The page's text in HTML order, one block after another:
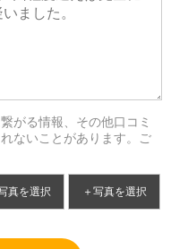
がる情報、その他口コミ
ないことがあります。ご
真を選択 ＋写真を選択